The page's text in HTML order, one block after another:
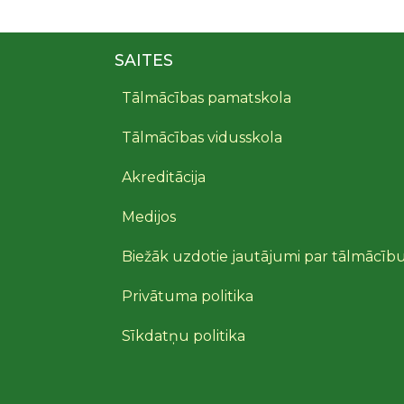
SAITES
Tālmācības pamatskola
Tālmācības vidusskola
Akreditācija
Medijos
Biežāk uzdotie jautājumi par tālmācību
Privātuma politika
Sīkdatņu politika